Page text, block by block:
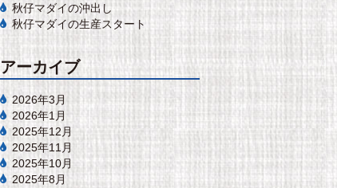
秋仔マダイの沖出し
秋仔マダイの生産スタート
アーカイブ
2026年3月
2026年1月
2025年12月
2025年11月
2025年10月
2025年8月